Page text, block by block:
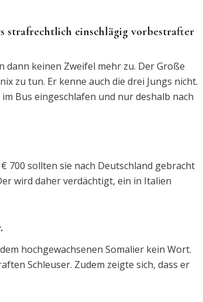
strafrechtlich einschlägig vorbestrafter
dann keinen Zweifel mehr zu. Der Große
zu tun. Er kenne auch die drei Jungs nicht.
Bus eingeschlafen und nur deshalb nach
700 sollten sie nach Deutschland gebracht
wird daher verdächtigt, ein in Italien
hochgewachsenen Somalier kein Wort.
Schleuser. Zudem zeigte sich, dass er